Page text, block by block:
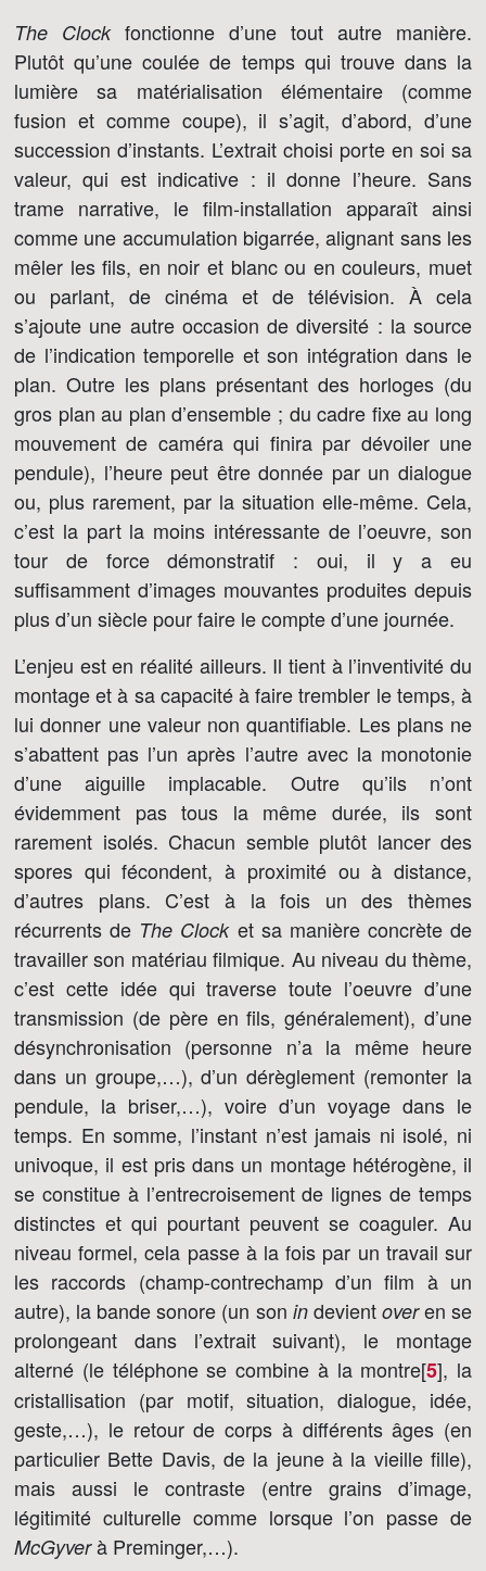
The Clockfonctionne d’une tout autre manière.
Plutôt qu’une coulée de temps qui trouve dans la
lumière sa matérialisation élémentaire (comme
fusion et comme coupe), il s’agit, d’abord, d’une
succession d’instants. L’extrait choisi porte en soi sa
valeur, qui est indicative : il donne l’heure. Sans
trame narrative, le film-installation apparaît ainsi
comme une accumulation bigarrée, alignant sans les
mêler les fils, en noir et blanc ou en couleurs, muet
ou parlant, de cinéma et de télévision. À cela
s’ajoute une autre occasion de diversité : la source
de l’indication temporelle et son intégration dans le
plan. Outre les plans présentant des horloges (du
gros plan au plan d’ensemble ; du cadre fixe au long
mouvement de caméra qui finira par dévoiler une
pendule), l’heure peut être donnée par un dialogue
ou, plus rarement, par la situation elle-même. Cela,
c’est la part la moins intéressante de l’oeuvre, son
tour de force démonstratif : oui, il y a eu
suffisamment d’images mouvantes produites depuis
plus d’un siècle pour faire le compte d’une journée.
L’enjeu est en réalité ailleurs. Il tient à l’inventivité du
montage et à sa capacité à faire trembler le temps, à
lui donner une valeur non quantifiable. Les plans ne
s’abattent pas l’un après l’autre avec la monotonie
d’une aiguille implacable. Outre qu’ils n’ont
évidemment pas tous la même durée, ils sont
rarement isolés. Chacun semble plutôt lancer des
spores qui fécondent, à proximité ou à distance,
d’autres plans. C’est à la fois un des thèmes
récurrents de The Clocket sa manière concrète de
travailler son matériau filmique. Au niveau du thème,
c’est cette idée qui traverse toute l’oeuvre d’une
transmission (de père en fils, généralement), d’une
désynchronisation (personne n’a la même heure
dans un groupe,…), d’un dérèglement (remonter la
pendule, la briser,…), voire d’un voyage dans le
temps. En somme, l’instant n’est jamais ni isolé, ni
univoque, il est pris dans un montage hétérogène, il
se constitue à l’entrecroisement de lignes de temps
distinctes et qui pourtant peuvent se coaguler. Au
niveau formel, cela passe à la fois par un travail sur
les raccords (champ-contrechamp d’un film à un
autre), la bande sonore (un son indevient overen se
prolongeant dans l’extrait suivant), le montage
alterné (le téléphone se combine à la montre[5], la
cristallisation (par motif, situation, dialogue, idée,
geste,…), le retour de corps à différents âges (en
particulier Bette Davis, de la jeune à la vieille fille),
mais aussi le contraste (entre grains d’image,
légitimité culturelle comme lorsque l’on passe de
McGyverà Preminger,…).